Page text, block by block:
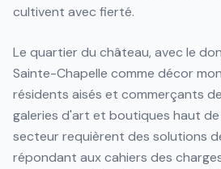
cultivent avec fierté.
Le quartier du château, avec le
Sainte-Chapelle comme décor
résidents aisés et commerçants
galeries d'art et boutiques haut de
secteur requièrent des solutions
répondant aux cahiers des